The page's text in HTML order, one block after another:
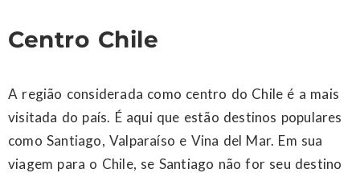
Centro Chile
A região considerada como centro do Chile é a mais
visitada do país. É aqui que estão destinos populares
como Santiago, Valparaíso e Vina del Mar. Em sua
viagem para o Chile, se Santiago não for seu destino